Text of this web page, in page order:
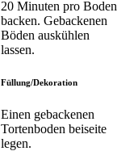
20 Minuten pro Boden
backen. Gebackenen
Böden auskühlen
lassen.
Füllung/Dekoration
Einen gebackenen
Tortenboden beiseite
legen.